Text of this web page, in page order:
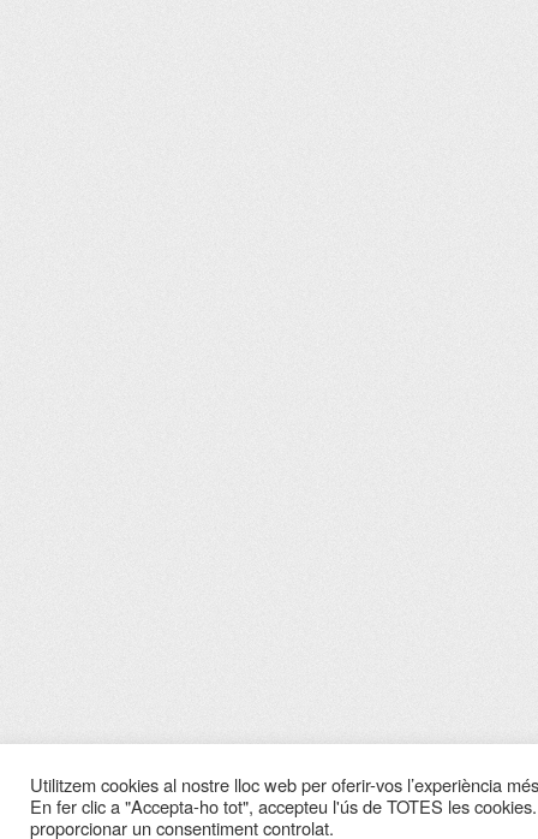
Utilitzem cookies al nostre lloc web per oferir-vos l’experiència
En fer clic a "Accepta-ho tot", accepteu l'ús de TOTES les
proporcionar un consentiment controlat.